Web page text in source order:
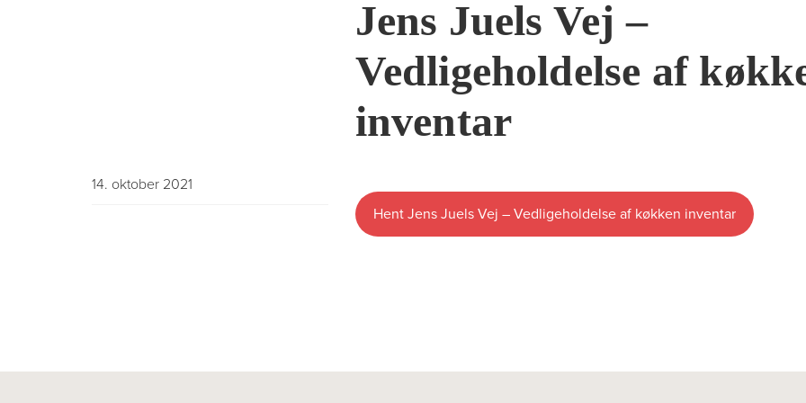
Jens Juels Vej –
Vedligeholdelse af
inventar
Hent Jens Juels Vej – Vedligeholdelse af køkken inventar
14. oktober 2021